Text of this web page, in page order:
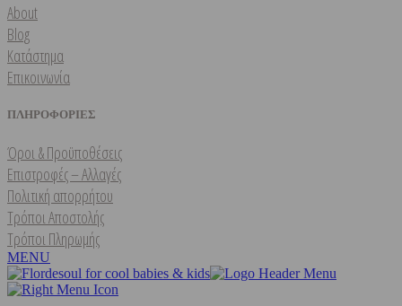
About
Blog
Κατάστημα
Επικοινωνία
ΠΛΗΡΟΦΟΡΙΕΣ
Όροι & Προϋποθέσεις
Επιστροφές – Αλλαγές
Πολιτική απορρήτου
Τρόποι Αποστολής
Τρόποι Πληρωμής
MENU